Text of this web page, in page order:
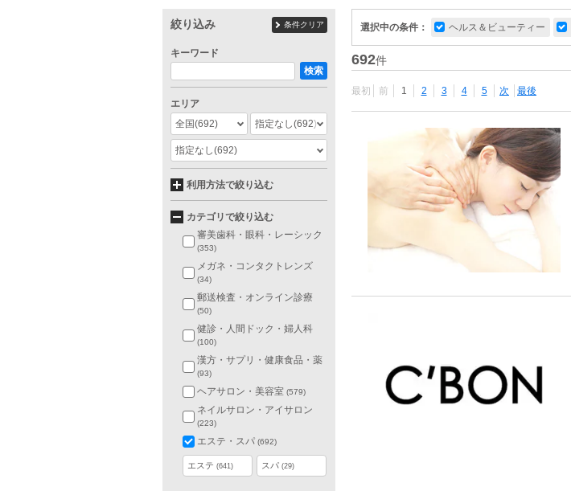
選択中の条件： ヘルス＆ビューティー
692件
最初 前 1 2 3 4 5 次 最後
絞り込み 条件クリア
キーワード
検索
エリア
全国(692) 指定なし(692)
指定なし(692)
利用方法で絞り込む
カテゴリで絞り込む
審美歯科・眼科・レーシック
(353)
メガネ・コンタクトレンズ
(34)
郵送検査・オンライン診療
(50)
健診・人間ドック・婦人科
(100)
漢方・サプリ・健康食品・薬
(93)
ヘアサロン・美容室 (579)
ネイルサロン・アイサロン
(223)
エステ・スパ (692)
エステ (641) スパ (29)